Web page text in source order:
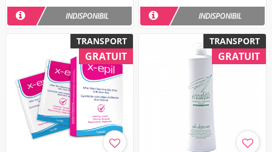
INDISPONIBIL INDISPONIBIL
TRANSPORT
GRATUIT
TRANSPORT
GRATUIT